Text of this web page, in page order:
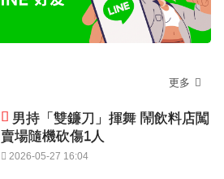
更多
男持「雙鐮刀」揮舞 鬧飲料店闖
賣場隨機砍傷1人
2026-05-27 16:04